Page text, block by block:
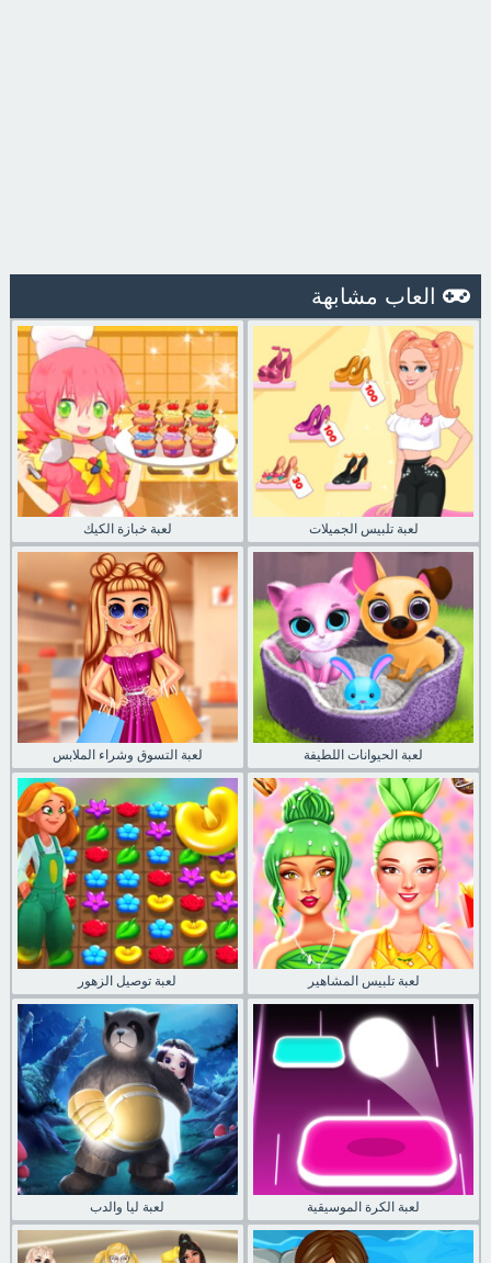
العاب مشابهة
لعبة خبازة الكيك لعبة تلبيس الجميلات
لعبة التسوق وشراء الملابس لعبة الحيوانات اللطيفة
لعبة توصيل الزهور لعبة تلبيس المشاهير
لعبة ليا والدب لعبة الكرة الموسيقية